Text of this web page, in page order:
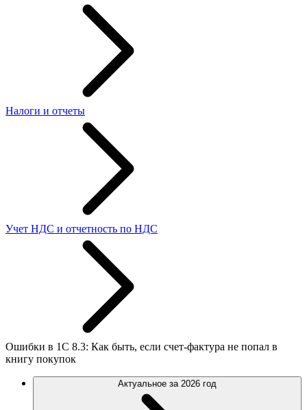
Налоги и отчеты
Учет НДС и отчетность по НДС
Ошибки в 1С 8.3: Как быть, если счет-фактура не попал в
книгу покупок
Актуальное за 2026 год